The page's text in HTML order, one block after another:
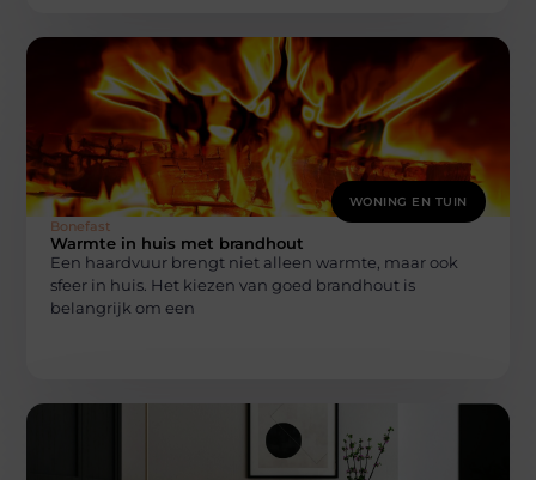
WONING EN TUIN
Bonefast
Warmte in huis met brandhout
Een haardvuur brengt niet alleen warmte, maar ook
sfeer in huis. Het kiezen van goed brandhout is
belangrijk om een